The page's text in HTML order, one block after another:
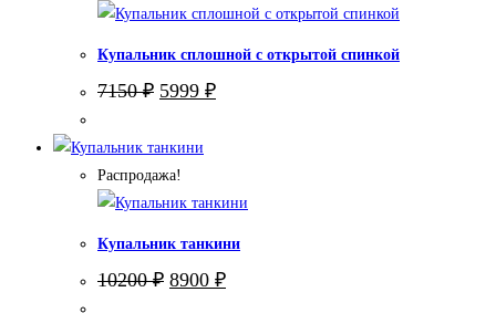
Купальник сплошной с открытой спинкой
7150₽ Первоначальная
7150 ₽.
5999 ₽Текущая
Распродажа!
Купальник танкини
10200₽ Первоначальная
8900 ₽Текущая